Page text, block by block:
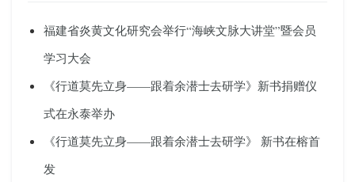
福建省炎黄文化研究会举行“海峡文脉大讲堂”暨会员
学习大会
《行道莫先立身——跟着余潜士去研学》新书捐赠仪
式在永泰举办
《行道莫先立身——跟着余潜士去研学》 新书在榕首
发